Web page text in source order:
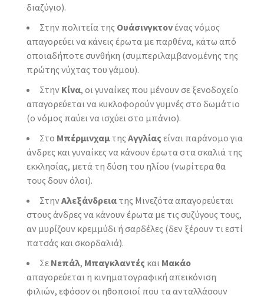
διαζύγιο).
Στην πολιτεία της Ουάσινγκτονένας νόμος
απαγορεύει να κάνεις έρωτα με παρθένα, κάτω από
οποιαδήποτε συνθήκη (συμπεριλαμβανομένης της
πρώτης νύχτας του γάμου).
Στην Κίνα, οι γυναίκες που μένουν σε ξενοδοχείο
απαγορεύεται να κυκλοφορούν γυμνές στο δωμάτιο
(ο νόμος παύει να ισχύει στο μπάνιο).
Στο Μπέρμινχαμτης Αγγλίας είναι παράνομο για
άνδρες και γυναίκες να κάνουν έρωτα στα σκαλιά της
εκκλησίας, μετά τη δύση του ηλίου (νωρίτερα θα
τους δουν όλοι).
Στην Αλεξάνδρεια της Μινεζότα απαγορεύεται
στους άνδρες να κάνουν έρωτα με τις συζύγους τους,
αν μυρίζουν κρεμμύδι ή σαρδέλες (δεν ξέρουν τι εστί
πατσάς και σκορδαλιά).
Σε Νεπάλ, Μπαγκλαντές και Μακάο
απαγορεύεται η κινηματογραφική απεικόνιση
φιλιών, εφόσον οι ηθοποιοί που τα ανταλλάσουν